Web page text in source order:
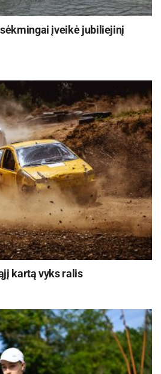
geriausių kėbulinių automobilių
tad jo buvimas mūsų
jūsų tėtis, buvęs F-1 pilotas
žiūrovu, o sėsti už automobilio
tai, ką jis gerai moka. Tėtis
automobiliu. Čia, Lietuvoje, visa
tapti žvaigždėmis (juokiasi).
Kaip ir pernai, važiuosite
911 GT3 Cup“ bolidu, tačiau kita
greitį, taktiką ir psichologiją
stirpi, o pilotai –
metais mūsų strategija buvo labai
tarp trijų geriausių. Žinote,
– Autopaslauga by
pilotai gali pasigirti solidžiais
12 valandų Sebringo
laimėjo Le Mano 24 valandų
įveikė jubiliejinį
kartą vyks ralis